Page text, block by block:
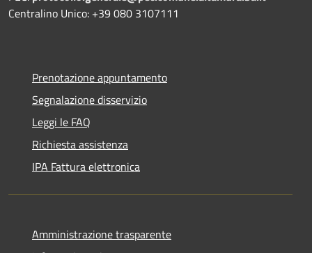
Centralino Unico: +39 080 3107111
Prenotazione appuntamento
Segnalazione disservizio
Leggi le FAQ
Richiesta assistenza
IPA Fattura elettronica
Amministrazione trasparente